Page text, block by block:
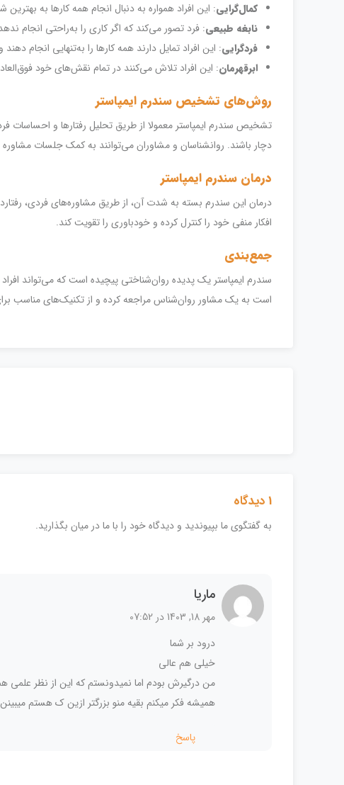
کمال‌گرایی: این افراد همواره به دنبال انجام همه کارها به
نابغه طبیعی: فرد تصور می‌کند که اگر کاری را به‌راحتی انجام
فردگرایی: این افراد تمایل دارند همه کارها را به‌تنهایی انجام
ابر‌قهرمان: این افراد تلاش می‌کنند در تمام نقش‌های خود
روش‌های تشخیص سندرم ایمپاستر
تشخیص سندرم ایمپاستر معمولا از طریق تحلیل رفتارها و
دچار باشند. روانشناسان و مشاوران می‌توانند به کمک جلسات
درمان سندرم ایمپاستر
افکار منفی خود را کنترل کرده و خود‌باوری را تقویت کند.
جمع‌بندی
سندرم ایمپاستر یک پدیده روان‌شناختی پیچیده است که می‌تواند
است به یک مشاور روان‌شناس مراجعه کرده و از تکنیک‌های مناسب
1 دیدگاه
به گفتگوی ما بپیوندید و دیدگاه خود را با ما در میان بگذارید.
ماریا
مهر 18, 1403 در 07:52
درود بر شما
خیلی هم عالی
من درگیرش بودم اما نمیدونستم که این از نظر علمی
همیشه فکر میکنم بقیه منو بزرگتر ازین ک هستم
پاسخ